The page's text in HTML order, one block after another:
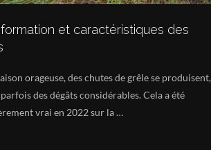
et caractéristiques des
orageuse, des chutes de grêle se produisent,
des dégâts considérables. Cela a été
vrai en 2022 sur la …